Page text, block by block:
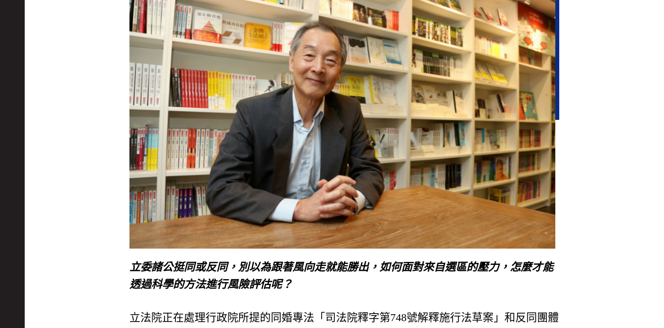
立委諸公挺同或反同，別以為跟著風向走就能勝出，如何面對來自選區的壓力，怎麼才能
透過科學的方法進行風險評估呢？
立法院正在處理行政院所提的同婚專法「司法院釋字第748號解釋施行法草案」和反同團體